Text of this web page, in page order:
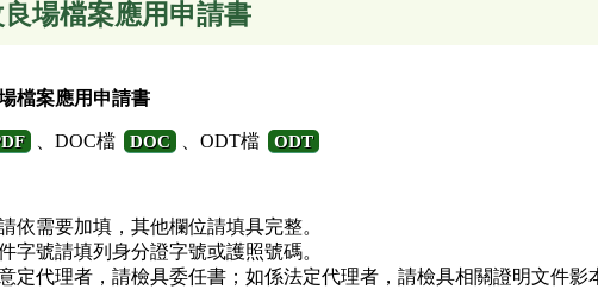
場檔案應用申請書
檔案應用申請書
、DOC檔 DOC 、ODT檔 ODT
依需要加填，其他欄位請填具完整。
字號請填列身分證字號或護照號碼。
定代理者，請檢具委任書；如係法定代理者，請檢具相關證明文件